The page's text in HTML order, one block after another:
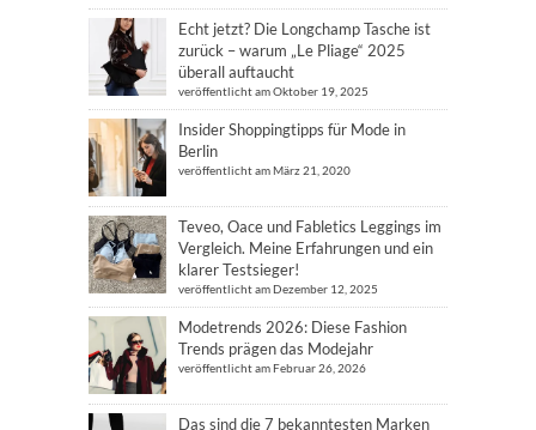
Echt jetzt? Die Longchamp Tasche ist
zurück – warum „Le Pliage“ 2025
überall auftaucht
veröffentlicht am Oktober 19, 2025
Insider Shoppingtipps für Mode in
Berlin
veröffentlicht am März 21, 2020
Teveo, Oace und Fabletics Leggings im
Vergleich. Meine Erfahrungen und ein
klarer Testsieger!
veröffentlicht am Dezember 12, 2025
Modetrends 2026: Diese Fashion
Trends prägen das Modejahr
veröffentlicht am Februar 26, 2026
Das sind die 7 bekanntesten Marken